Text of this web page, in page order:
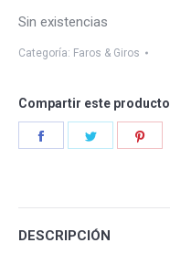
Sin existencias
Categoría: Faros & Giros
Compartir este producto
DESCRIPCIÓN